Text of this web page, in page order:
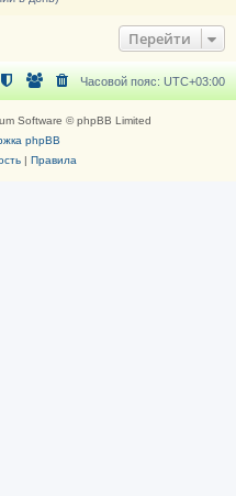
Перейти
Часовой пояс: UTC+03:00
Software © phpBB Limited
phpBB
| Правила